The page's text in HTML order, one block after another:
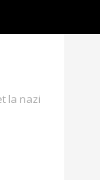
la nazi